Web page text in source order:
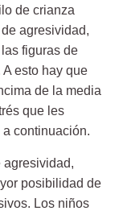
de crianza
agresividad,
figuras de
esto hay que
de la media
que les
continuación.
agresividad,
posibilidad de
Los niños